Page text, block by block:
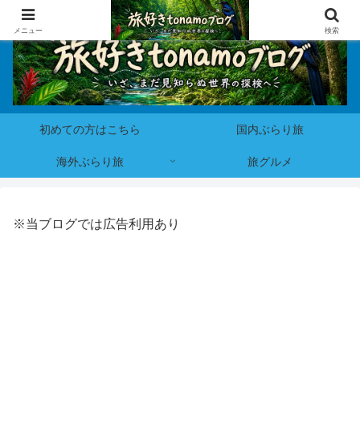
初めての方はこちら 国内ぶらり旅
海外ぶらり旅 旅グルメ
※当ブログでは広告利用あり
メニュー 検索